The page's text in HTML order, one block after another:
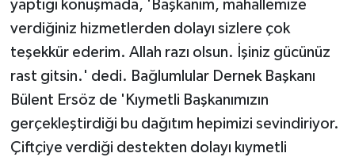
yaptığı konuşmada, 'Başkanım, mahallemize
verdiğiniz hizmetlerden dolayı sizlere çok
teşekkür ederim. Allah razı olsun. İşiniz gücünüz
rast gitsin.' dedi. Bağlumlular Dernek Başkanı
Bülent Ersöz de 'Kıymetli Başkanımızın
gerçekleştirdiği bu dağıtım hepimizi sevindiriyor.
Çiftçiye verdiği destekten dolayı kıymetli